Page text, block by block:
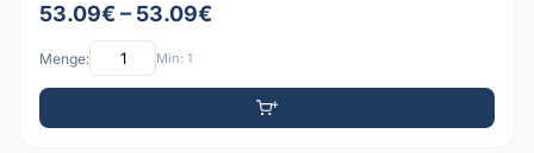
53.09€ – 53.09€
Menge: Min: 1